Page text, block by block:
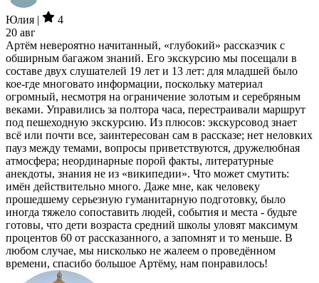
Юлия |
4
20 авг
Артём невероятно начитанный, «глубокий» рассказчик с
обширным багажом знаний. Его экскурсию мы посещали в
составе двух слушателей 19 лет и 13 лет: для младшей было
кое-где многовато информации, поскольку материал
огромный, несмотря на ограничение золотым и серебряным
веками. Управились за полтора часа, перестраивали маршрут
под пешеходную экскурсию. Из плюсов: экскурсовод знает
всё или почти все, заинтересован сам в рассказе; нет неловких
пауз между темами, вопросы приветствуются, дружелюбная
атмосфера; неординарные порой факты, литературные
анекдоты, знания не из «википедии». Что может смутить:
имён действительно много. Даже мне, как человеку
прошедшему серьезную гуманитарную подготовку, было
иногда тяжело сопоставить людей, события и места - будьте
готовы, что дети возраста средний школы уловят максимум
процентов 60 от рассказанного, а запомнят и то меньше. В
любом случае, мы нисколько не жалеем о проведённом
времени, спасибо большое Артёму, нам понравилось!